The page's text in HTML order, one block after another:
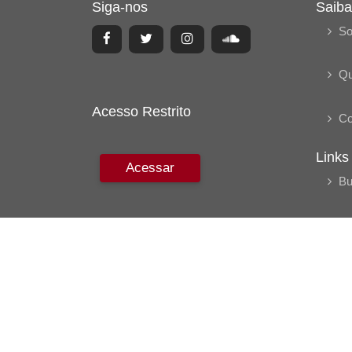
Siga-nos
Acesso Restrito
Acessar